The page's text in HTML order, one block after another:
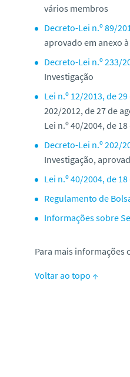
vários membros
Decreto-Lei n.º 89/
aprovado em anexo
Decreto-Lei n.º 233/
Investigação
Lei n.º 12/2013, de
202/2012, de 27 de
Lei n.º 40/2004, de
Decreto-Lei n.º 202/
Investigação,
Lei n.º 40/2004, de
Regulamento de
Informações sobre
Para mais informações
Voltar ao topo ↑